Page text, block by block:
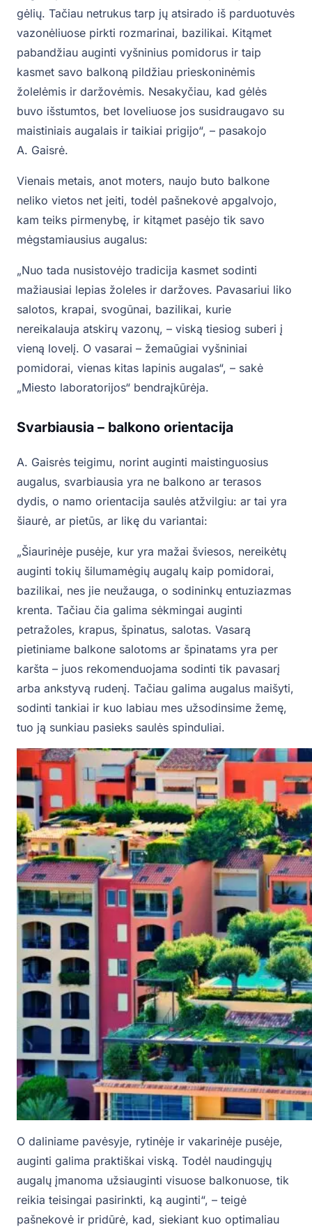
gėlių. Tačiau netrukus tarp jų atsirado iš parduotuvės
vazonėliuose pirkti rozmarinai, bazilikai. Kitąmet
pabandžiau auginti vyšninius pomidorus ir taip
kasmet savo balkoną pildžiau prieskoninėmis
žolelėmis ir daržovėmis. Nesakyčiau, kad gėlės
buvo išstumtos, bet loveliuose jos susidraugavo su
maistiniais augalais ir taikiai prigijo“, – pasakojo
A. Gaisrė.
Vienais metais, anot moters, naujo buto balkone
neliko vietos net įeiti, todėl pašnekovė apgalvojo,
kam teiks pirmenybę, ir kitąmet pasėjo tik savo
mėgstamiausius augalus:
„Nuo tada nusistovėjo tradicija kasmet sodinti
mažiausiai lepias žoleles ir daržoves. Pavasariui liko
salotos, krapai, svogūnai, bazilikai, kurie
nereikalauja atskirų vazonų, – viską tiesiog suberi į
vieną lovelį. O vasarai – žemaūgiai vyšniniai
pomidorai, vienas kitas lapinis augalas“, – sakė
„Miesto laboratorijos“ bendraįkūrėja.
Svarbiausia – balkono orientacija
A. Gaisrės teigimu, norint auginti maistinguosius
augalus, svarbiausia yra ne balkono ar terasos
dydis, o namo orientacija saulės atžvilgiu: ar tai yra
šiaurė, ar pietūs, ar likę du variantai:
„Šiaurinėje pusėje, kur yra mažai šviesos, nereikėtų
auginti tokių šilumamėgių augalų kaip pomidorai,
bazilikai, nes jie neužauga, o sodininkų entuziazmas
krenta. Tačiau čia galima sėkmingai auginti
petražoles, krapus, špinatus, salotas. Vasarą
pietiniame balkone salotoms ar špinatams yra per
karšta – juos rekomenduojama sodinti tik pavasarį
arba ankstyvą rudenį. Tačiau galima augalus maišyti,
sodinti tankiai ir kuo labiau mes užsodinsime žemę,
tuo ją sunkiau pasieks saulės spinduliai.
O daliniame pavėsyje, rytinėje ir vakarinėje pusėje,
auginti galima praktiškai viską. Todėl naudingųjų
augalų įmanoma užsiauginti visuose balkonuose, tik
reikia teisingai pasirinkti, ką auginti“, – teigė
pašnekovė ir pridūrė, kad, siekiant kuo optimaliau